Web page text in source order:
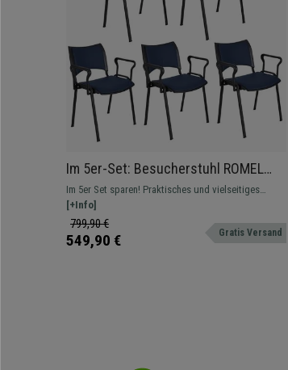
Im 5er-Set: Besucherstuhl ROMEL
LEDER MIT ARMLEHNEN, dicke
Polsterung, stapelbar, schwarze
Stuhlbeine, Farbe Dunkelblau
Im 5er Set sparen! Praktisches und vielseitiges
Modell, komfortable und robust, in verschiedenen
Farben und Versionen erhältlich.
[+Info]
799,90 €
549,90 € Gratis Versand